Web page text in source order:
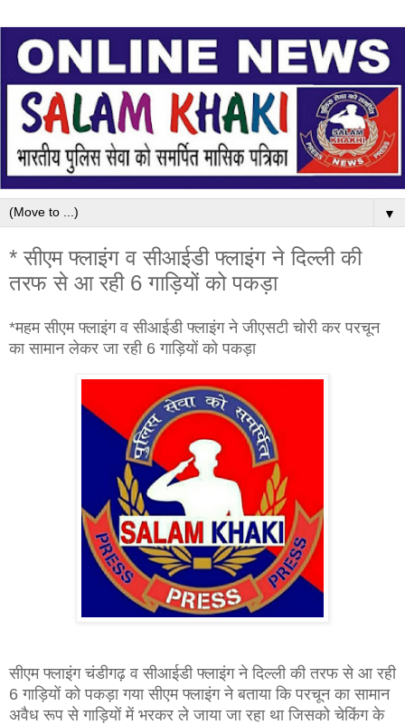
▼
* सीएम फ्लाइंग व सीआईडी फ्लाइंग ने दिल्ली की
तरफ से आ रही 6 गाड़ियों को पकड़ा
*महम सीएम फ्लाइंग व सीआईडी फ्लाइंग ने जीएसटी चोरी कर परचून
का सामान लेकर जा रही 6 गाड़ियों को पकड़ा
सीएम फ्लाइंग चंडीगढ़ व सीआईडी फ्लाइंग ने दिल्ली की तरफ से आ रही
6 गाड़ियों को पकड़ा गया सीएम फ्लाइंग ने बताया कि परचून का सामान
अवैध रूप से गाड़ियों में भरकर ले जाया जा रहा था जिसको चेकिंग के